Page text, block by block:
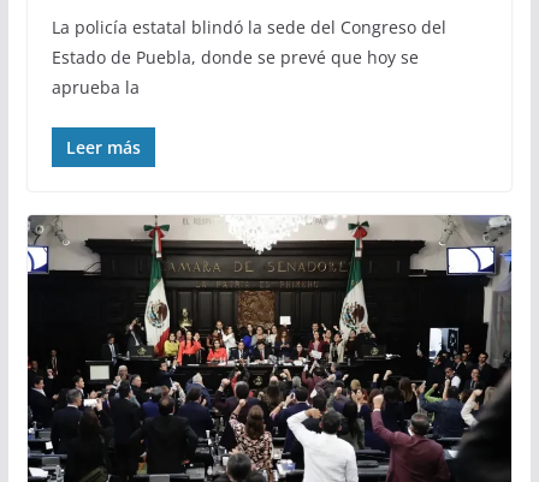
La policía estatal blindó la sede del Congreso del
Estado de Puebla, donde se prevé que hoy se
aprueba la
Leer más